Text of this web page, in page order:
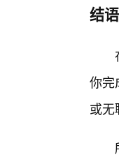
结
你完
或